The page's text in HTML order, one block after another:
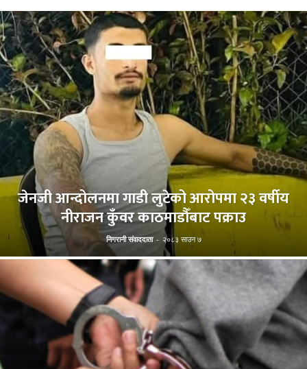
जेनजी आन्दोलनमा गाडी लुटेको आरोपमा २३ वर्षीय
नीराजन कुँवर काठमाडौँबाट पक्राउ
निगरानी संवाददाता - २०८३ साउन ७